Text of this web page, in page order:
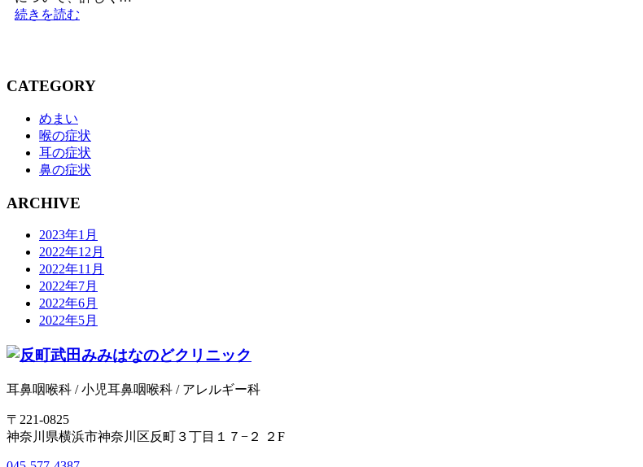
続きを読む
CATEGORY
めまい
喉の症状
耳の症状
鼻の症状
ARCHIVE
2023年1月
2022年12月
2022年11月
2022年7月
2022年6月
2022年5月
耳鼻咽喉科 / 小児耳鼻咽喉科 / アレルギー科
〒221-0825
神奈川県横浜市神奈川区反町３丁目１７−２ ２F